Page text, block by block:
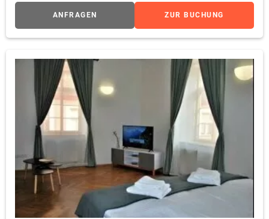
ANFRAGEN ZUR BUCHUNG